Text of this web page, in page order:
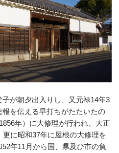
が朝夕出入りし、又元禄14年3
を伝える早打ちがたたいたの
年）に大修理が行われ、大正
に昭和37年に屋根の大修理を
年11月から国、県及び市の負